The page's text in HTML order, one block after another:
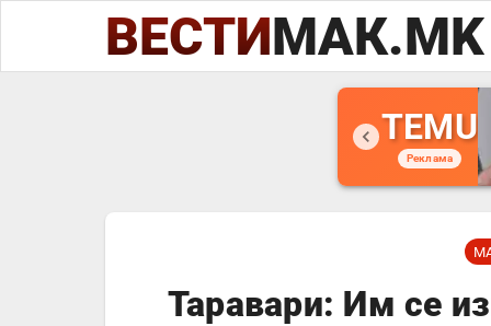
ВЕСТИМАК.MK
TEMU
Реклама
Таравари: Им се